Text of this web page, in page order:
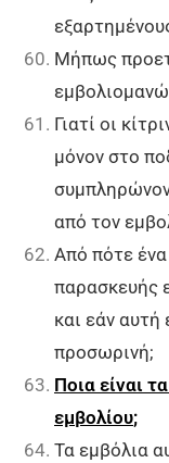
Μήπως
Γιατί οι
μόνον στο
από τον
Από πότε
παρασκευής
και εάν αυτή
προσωρινή;
Ποια είναι
εμβολίου;
Τα εμβόλια